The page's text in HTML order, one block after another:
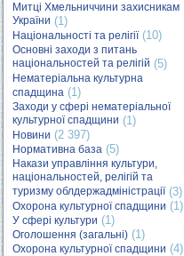
Митці Хмельниччини захисникам
України (1)
Національності та релігії(10)
Основні заходи з питань
національностей та релігій (5)
Нематеріальна культурна
спадщина (1)
Заходи у сфері нематеріальної
культурної спадщини (1)
Новини (2 397)
Нормативна база (5)
Накази управління культури,
національностей, релігій та
туризму облдержадміністрації(3)
Охорона культурної спадщини (1)
У сфері культури (1)
Оголошення (загальні) (1)
Охорона культурної спадщини (4)